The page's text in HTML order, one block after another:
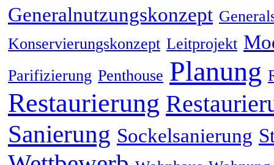
Generalnutzungskonzept
Konservierungskonzept Leitprojekt
Parifizierung Penthouse Planung
Restaurierung
Sanierung Sockelsanierung